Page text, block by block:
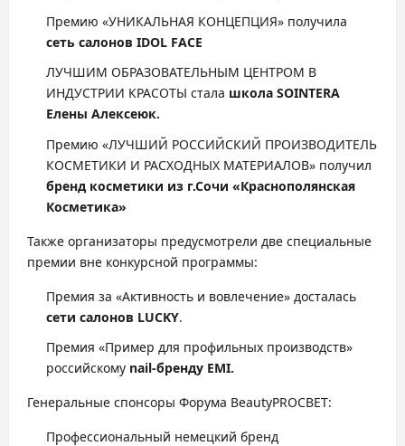
Премию «УНИКАЛЬНАЯ КОНЦЕПЦИЯ» получила
сеть салонов IDOL FACE
ЛУЧШИМ ОБРАЗОВАТЕЛЬНЫМ ЦЕНТРОМ В
ИНДУСТРИИ КРАСОТЫ стала школа SOINTERA
Елены Алексеюк.
Премию «ЛУЧШИЙ РОССИЙСКИЙ ПРОИЗВОДИТЕЛЬ
КОСМЕТИКИ И РАСХОДНЫХ МАТЕРИАЛОВ» получил
бренд косметики из г.Сочи «Краснополянская
Косметика»
Также организаторы предусмотрели две специальные
премии вне конкурсной программы:
Премия за «Активность и вовлечение» досталась
сети салонов LUCKY.
Премия «Пример для профильных производств»
российскому nail-бренду EMI.
Генеральные спонсоры Форума BeautyPROСВЕТ:
Профессиональный немецкий бренд